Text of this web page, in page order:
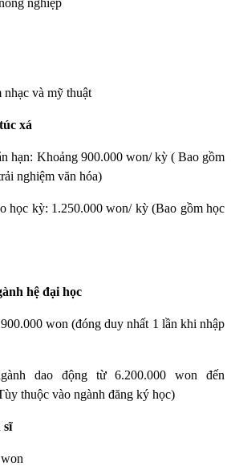
nhạc và mỹ thuật
xá
hạn: Khoảng 900.000 won/ kỳ ( Bao gồm
nghiệm văn hóa)
học kỳ: 1.250.000 won/ kỳ (Bao gồm học
hệ đại học
won (đóng duy nhất 1 lần khi nhập
dao động từ 6.200.000 won đến
thuộc vào ngành đăng ký học)
sĩ